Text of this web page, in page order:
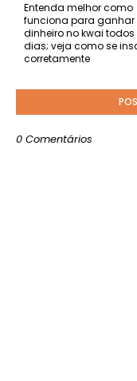
Entenda melhor como
funciona para ganhar
dinheiro no kwai todos
dias; veja como se
corretamente
0 Comentários